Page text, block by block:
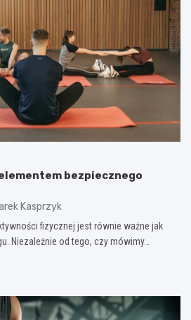
bezpiecznego
Kasprzyk
fizycznej jest równie ważne jak
Niezależnie od tego, czy mówimy…